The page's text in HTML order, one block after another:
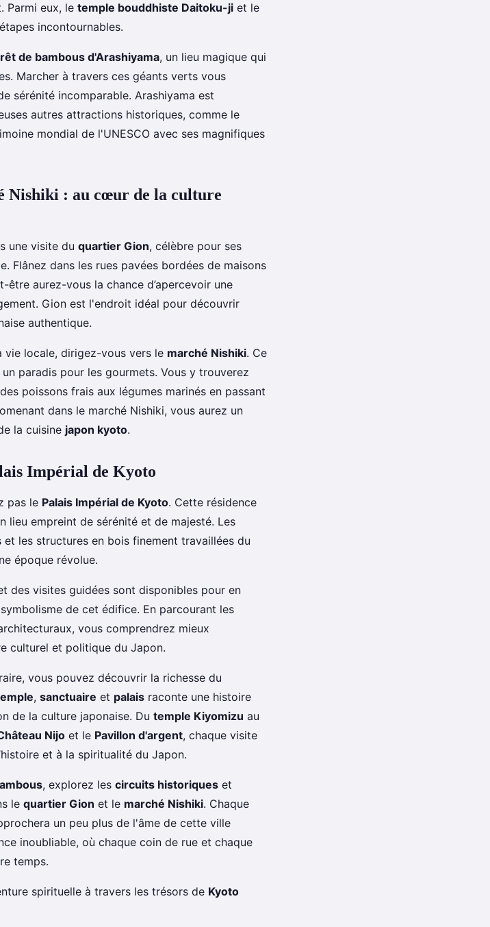
Parmi eux, le temple bouddhiste Daitoku-ji et le
incontournables.
de bambous d'Arashiyama, un lieu magique qui
Marcher à travers ces géants verts vous
sérénité incomparable. Arashiyama est
autres attractions historiques, comme le
mondial de l'UNESCO avec ses magnifiques
Nishiki : au cœur de la culture
une visite du quartier Gion, célèbre pour ses
Flânez dans les rues pavées bordées de maisons
aurez-vous la chance d’apercevoir une
Gion est l'endroit idéal pour découvrir
authentique.
vie locale, dirigez-vous vers le marché Nishiki. Ce
paradis pour les gourmets. Vous y trouverez
poissons frais aux légumes marinés en passant
dans le marché Nishiki, vous aurez un
la cuisine japon kyoto.
Impérial de Kyoto
pas le Palais Impérial de Kyoto. Cette résidence
lieu empreint de sérénité et de majesté. Les
les structures en bois finement travaillées du
époque révolue.
des visites guidées sont disponibles pour en
de cet édifice. En parcourant les
vous comprendrez mieux
culturel et politique du Japon.
vous pouvez découvrir la richesse du
, sanctuaire et palais raconte une histoire
de la culture japonaise. Du temple Kiyomizu au
Nijo et le Pavillon d'argent, chaque visite
et à la spiritualité du Japon.
, explorez les circuits historiques et
le quartier Gion et le marché Nishiki. Chaque
un peu plus de l'âme de cette ville
inoubliable, où chaque coin de rue et chaque
temps.
spirituelle à travers les trésors de Kyoto